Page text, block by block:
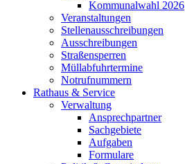
Kommunalwahl 2026
Veranstaltungen
Stellenausschreibungen
Ausschreibungen
Straßensperren
Müllabfuhrtermine
Notrufnummern
Rathaus & Service
Verwaltung
Ansprechpartner
Sachgebiete
Aufgaben
Formulare